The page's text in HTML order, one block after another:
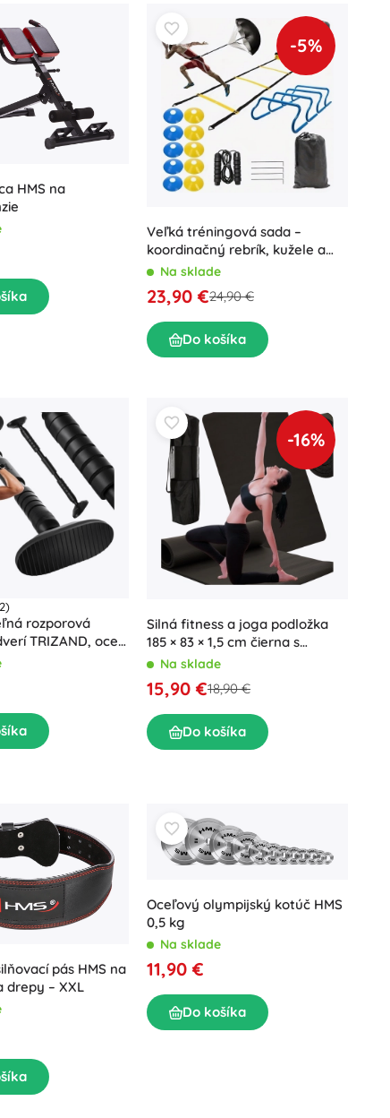
HMS na
-5%
Veľká tréningová sada –
koordinačný rebrík, kužele a
mini prekážky XXL
Na sklade
23,90 €24,90 €
Do košíka
rozporová
TRIZAND, oceľ,
-16%
Silná fitness a joga podložka
185 × 83 × 1,5 cm čierna s
puzdrom
Na sklade
15,90 €18,90 €
Do košíka
pás HMS na
drepy – XXL
Oceľový olympijský kotúč HMS
0,5 kg
Na sklade
11,90 €
Do košíka